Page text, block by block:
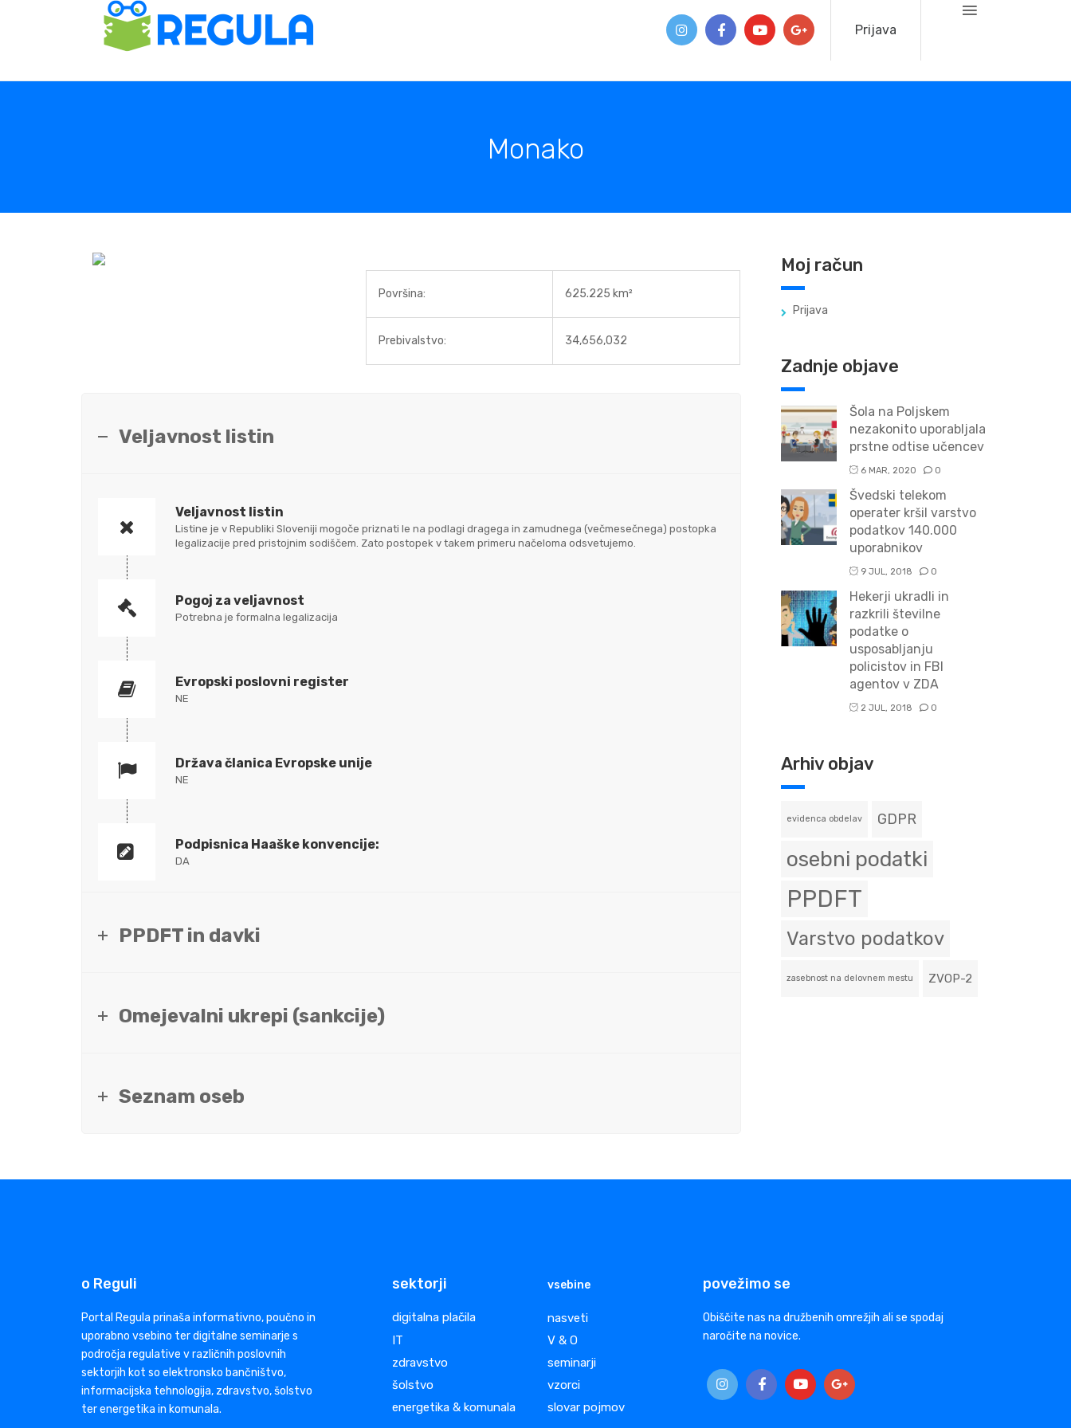
Prijava
Monako
Površina: 625.225 km²
Prebivalstvo: 34,656,032
Veljavnost listin
Veljavnost listin
Listine je v Republiki Sloveniji mogoče priznati le na podlagi dragega in zamudnega (večmesečnega) postopka
legalizacije pred pristojnim sodiščem. Zato postopek v takem primeru načeloma odsvetujemo.
Pogoj za veljavnost
Potrebna je formalna legalizacija
Evropski poslovni register
NE
Država članica Evropske unije
NE
Podpisnica Haaške konvencije:
DA
PPDFT in davki
Omejevalni ukrepi (sankcije)
Seznam oseb
Moj račun
Prijava
Zadnje objave
Šola na Poljskem
nezakonito uporabljala
prstne odtise učencev
6 MAR, 2020 0
Švedski telekom
operater kršil varstvo
podatkov 140.000
uporabnikov
9 JUL, 2018 0
Hekerji ukradli in
razkrili številne
podatke o
usposabljanju
policistov in FBI
agentov v ZDA
2 JUL, 2018 0
Arhiv objav
evidenca obdelav GDPR
osebni podatki
PPDFT
Varstvo podatkov
zasebnost na delovnem mestu ZVOP-2
o Reguli
Portal Regula prinaša informativno, poučno in
uporabno vsebino ter digitalne seminarje s
področja regulative v različnih poslovnih
sektorjih kot so elektronsko bančništvo,
informacijska tehnologija, zdravstvo, šolstvo
ter energetika in komunala.
sektorji
digitalna plačila
IT
zdravstvo
šolstvo
energetika & komunala
vsebine
nasveti
V & O
seminarji
vzorci
slovar pojmov
povežimo se
Obiščite nas na družbenih omrežjih ali se spodaj
naročite na novice.